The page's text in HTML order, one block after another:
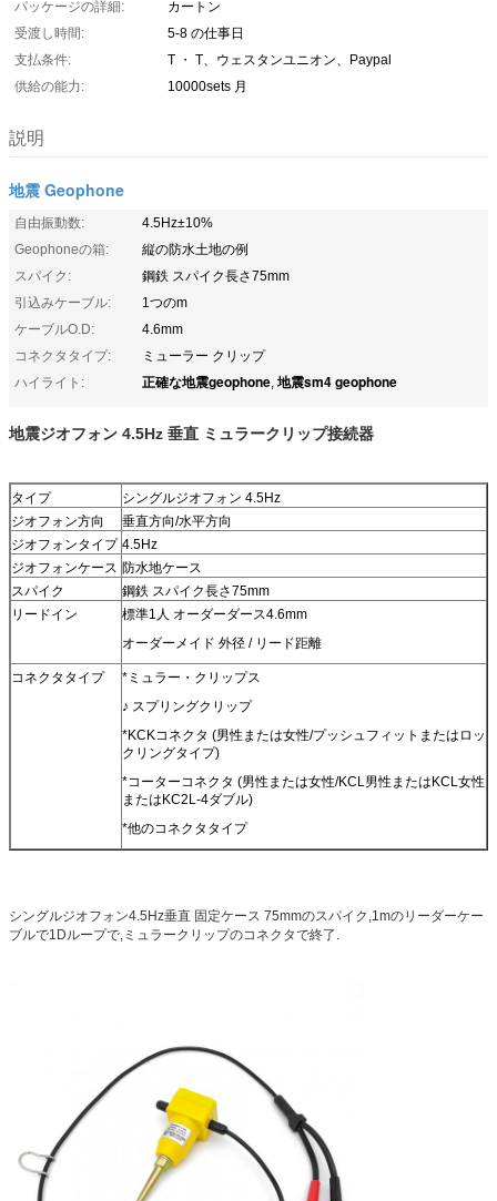
パッケージの詳細:
カートン
受渡し時間:
5-8 の仕事日
支払条件:
T ・ T、ウェスタンユニオン、Paypal
供給の能力:
10000sets 月
説明
地震 Geophone
自由振動数:
4.5Hz±10%
Geophoneの箱:
縦の防水土地の例
スパイク:
鋼鉄 スパイク長さ75mm
引込みケーブル:
1つのm
ケーブルO.D:
4.6mm
コネクタタイプ:
ミューラー クリップ
ハイライト:
正確な地震geophone, 地震sm4 geophone
地震ジオフォン 4.5Hz 垂直 ミュラークリップ接続器
タイプ
シングルジオフォン 4.5Hz
ジオフォン方向
垂直方向/水平方向
ジオフォンタイプ 4.5Hz
ジオフォンケース 防水地ケース
スパイク
鋼鉄 スパイク長さ75mm
リードイン
標準1人 オーダーダース4.6mm
オーダーメイド 外径 / リード距離
コネクタタイプ
*ミュラー・クリップス
♪ スプリングクリップ
*KCKコネクタ (男性または女性/プッシュフィットまたはロッ
クリングタイプ)
*コーターコネクタ (男性または女性/KCL男性またはKCL女性
またはKC2L-4ダブル)
*他のコネクタタイプ
シングルジオフォン4.5Hz垂直 固定ケース 75mmのスパイク,1mのリーダーケー
ブルで1Dループで,ミュラークリップのコネクタで終了.